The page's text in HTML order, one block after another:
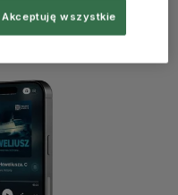
Akceptuję wszystkie